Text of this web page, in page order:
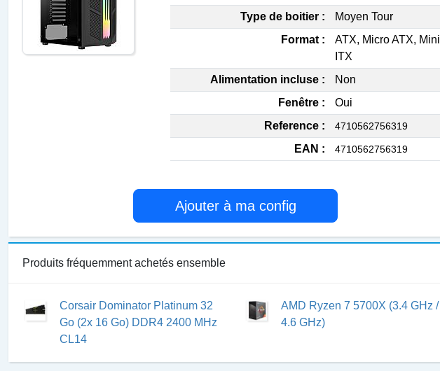
Type de boitier :
Moyen Tour
Format :
ATX, Micro ATX, Mini
ITX
Alimentation incluse :
Non
Fenêtre :
Oui
Reference :
4710562756319
EAN : 4710562756319
Ajouter à ma config
Produits fréquemment achetés ensemble
Corsair Dominator Platinum 32
Go (2x 16 Go) DDR4 2400 MHz
CL14
AMD Ryzen 7 5700X (3.4 GHz /
4.6 GHz)